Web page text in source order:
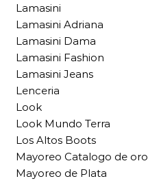
Lamasini
Lamasini Adriana
Lamasini Dama
Lamasini Fashion
Lamasini Jeans
Lenceria
Look
Look Mundo Terra
Los Altos Boots
Mayoreo Catalogo de oro
Mayoreo de Plata